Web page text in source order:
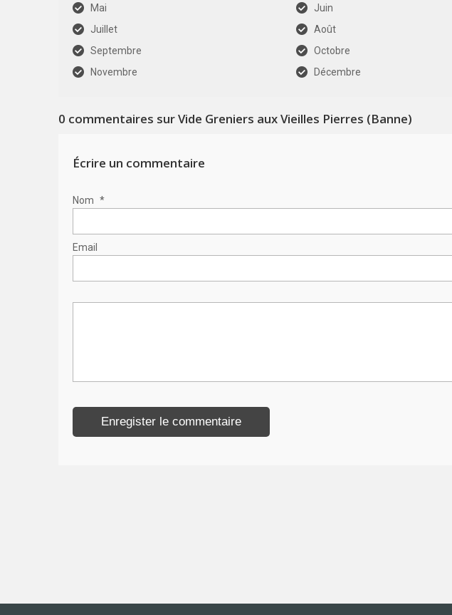
Mai
Juin
Juillet
Août
Septembre
Octobre
Novembre
Décembre
0 commentaires sur Vide Greniers aux Vieilles Pierres (Banne)
Écrire un commentaire
Nom *
Email